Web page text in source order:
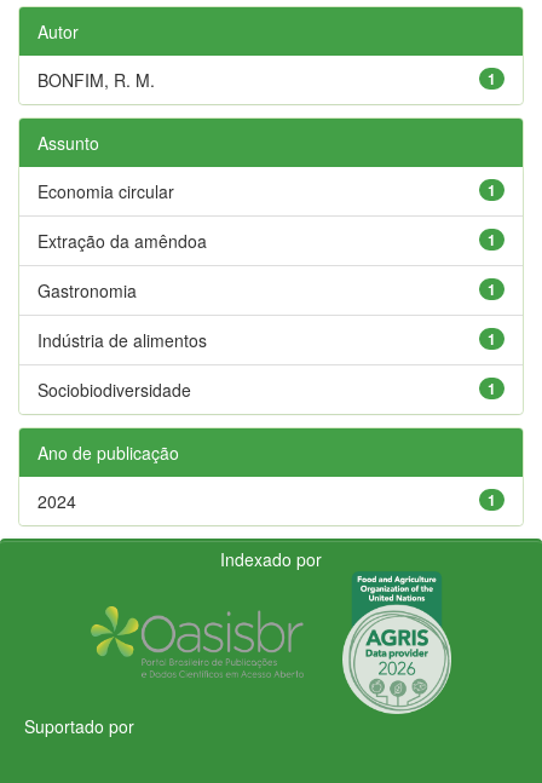
Autor
1
BONFIM, R. M.
Assunto
1
Economia circular
1
Extração da amêndoa
1
Gastronomia
1
Indústria de alimentos
1
Sociobiodiversidade
Ano de publicação
1
2024
Indexado por
Suportado por